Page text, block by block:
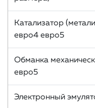
Катализатор
евро4 евро5
Обманка
евро5
Электронный